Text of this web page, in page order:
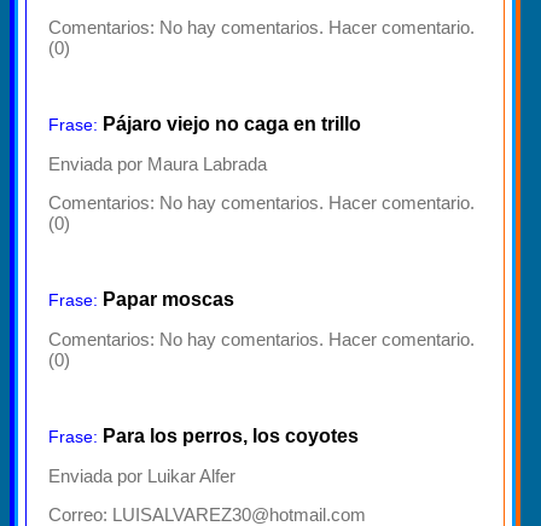
Comentarios: No hay comentarios. Hacer comentario.
(0)
Frase: Pájaro viejo no caga en trillo
Enviada por Maura Labrada
Comentarios: No hay comentarios. Hacer comentario.
(0)
Frase: Papar moscas
Comentarios: No hay comentarios. Hacer comentario.
(0)
Frase: Para los perros, los coyotes
Enviada por Luikar Alfer
Correo: LUISALVAREZ30@hotmail.com